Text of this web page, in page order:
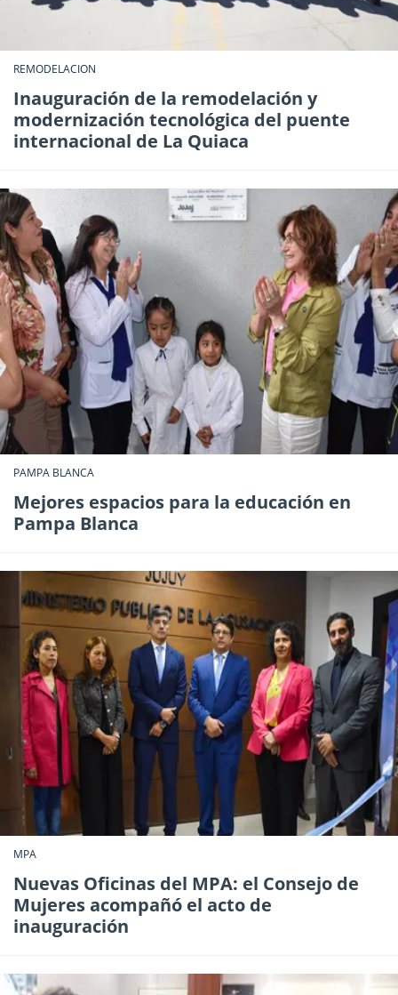
REMODELACION
Inauguración de la remodelación y
modernización tecnológica del puente
internacional de La Quiaca
PAMPA BLANCA
Mejores espacios para la educación en
Pampa Blanca
MPA
Nuevas Oficinas del MPA: el Consejo de
Mujeres acompañó el acto de
inauguración